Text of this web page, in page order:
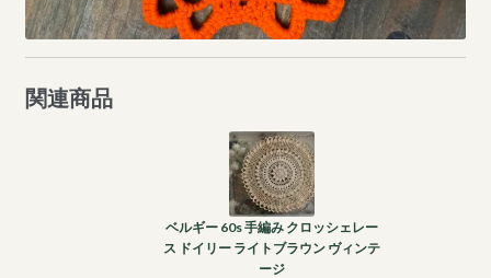
関連商品
ベルギー 60s 手編み クロッシェレー
ス ドイリー ライトブラウン ヴィンテ
ージ